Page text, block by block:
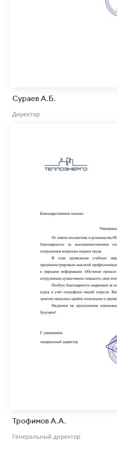
Сураев А.Б.
Директор
Трофимов А.А.
Генеральный директор